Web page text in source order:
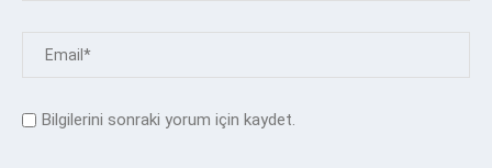
Bilgilerini sonraki yorum için kaydet.